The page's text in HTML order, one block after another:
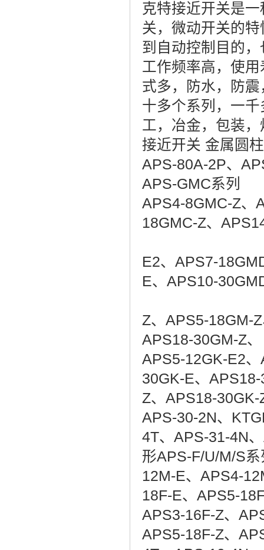
克特接近开关是
关，微动开关的
到自动控制目的
工作频率高，使
式多，防水，防
十多个系列，一
工，冶金，包装
接近开关 金属圆
APS-80A-2P、
APS-
APS4-8GMC-Z、
18GMC-Z、
E2、APS7-
E、APS10-
Z、APS5-18GM-
APS18-30GM-Z
APS5-12GK-E2
30GK-E、
Z、APS18-
APS-30-2N、
4T、APS-31-4N
形APS-F/U/M/S
12M-E、APS4-
18F-E、APS5-
APS3-16F-Z、
APS5-18F-Z、